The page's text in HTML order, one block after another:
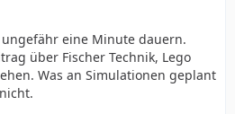
eine Minute dauern.
über Fischer Technik, Lego
Was an Simulationen geplant